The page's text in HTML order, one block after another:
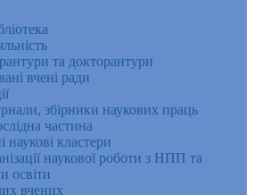
та докторантури
вчені ради
збірники наукових праць
частина
наукові кластери
наукової роботи з НПП та
освіти
вчених